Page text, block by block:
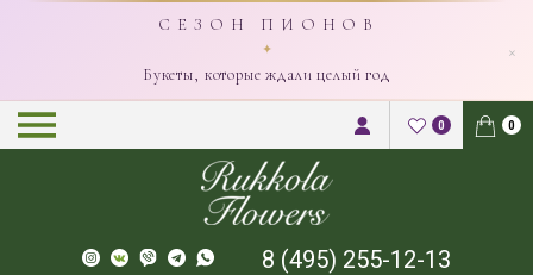
С Е З О Н П И О Н О В
✦
Букеты, которые ждали целый год
×
0 0
8 (495) 255-12-13